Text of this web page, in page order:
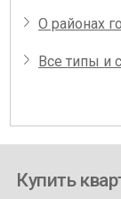
О районах
Все типы и
Купить